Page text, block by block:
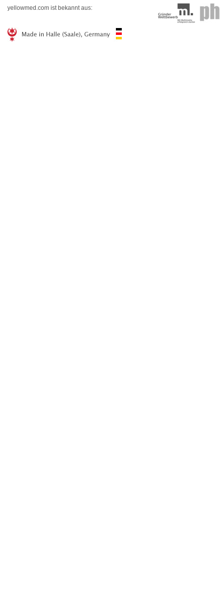
yellowmed.com ist bekannt aus: